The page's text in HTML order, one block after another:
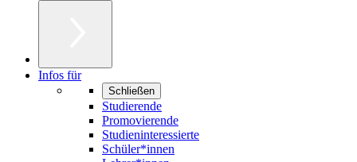
Infos für
Schließen
Studierende
Promovierende
Studieninteressierte
Schüler*innen